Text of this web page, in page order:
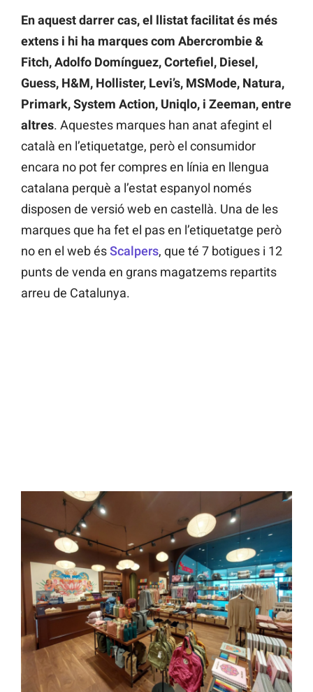
En aquest darrer cas, el llistat facilitat és més
extens i hi ha marques com Abercrombie &
Fitch, Adolfo Domínguez, Cortefiel, Diesel,
Guess, H&M, Hollister, Levi’s, MSMode, Natura,
Primark, System Action, Uniqlo, i Zeeman, entre
altres. Aquestes marques han anat afegint el
català en l’etiquetatge, però el consumidor
encara no pot fer compres en línia en llengua
catalana perquè a l’estat espanyol només
disposen de versió web en castellà. Una de les
marques que ha fet el pas en l’etiquetatge però
no en el web ésScalpers, que té 7 botigues i 12
punts de venda en grans magatzems repartits
arreu de Catalunya.